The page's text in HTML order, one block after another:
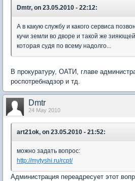
Dmtr, on 23.05.2010 - 22:12:
А в какую службу и какого сервиса
кучи земли во дворе и такой же
которая судя по всему надолго...
В прокуратуру, ОАТИ, главе
роспотребнадзор и тд.
Dmtr
24 May 2010
art21ok, on 23.05.2010 - 21:52:
можно задать вопрос:
http://mytyshi.ru/rcpt/
Администрация переадресует этот